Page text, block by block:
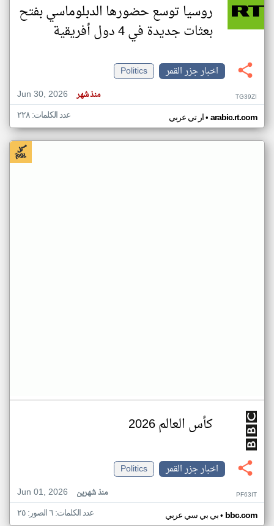
روسيا توسع حضورها الدبلوماسي بفتح
بعثات جديدة في 4 دول أفريقية
اخبار جزر القمر
Politics
Jun 30, 2026
منذ شهر TG39ZI
ار تي عربي• arabic.rt.com عدد الكلمات: ٢٢٨
كأس العالم 2026
اخبار جزر القمر
Politics
Jun 01, 2026
منذ شهرين PF63IT
بي بي سي عربي• bbc.com عدد الكلمات: ٦ الصور: ٢٥